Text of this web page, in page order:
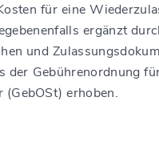
für eine
ergänzt
und
der Gebührenordnung
(GebOSt) erhoben.